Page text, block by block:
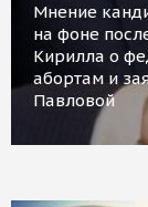
Мнение
на фоне
Кирилла о
абортам и
Павловой